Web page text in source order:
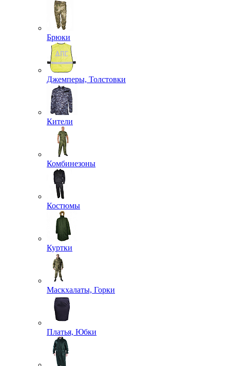
Брюки
Джемперы, Толстовки
Кители
Комбинезоны
Костюмы
Куртки
Маскхалаты, Горки
Платья, Юбки